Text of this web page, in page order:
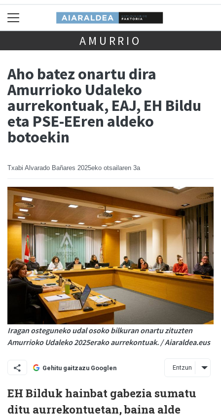
AMURRIO
Aho batez onartu dira
Amurrioko Udaleko
aurrekontuak, EAJ, EH Bildu
eta PSE-EEren aldeko
botoekin
Txabi Alvarado Bañares 2025eko otsailaren 3a
Iragan osteguneko udal osoko bilkuran onartu zituzten
Amurrioko Udaleko 2025erako aurrekontuak. / Aiaraldea.eus
Gehitu gaitzazu Googlen Entzun
EH Bilduk hainbat gabezia sumatu
ditu aurrekontuetan, baina alde